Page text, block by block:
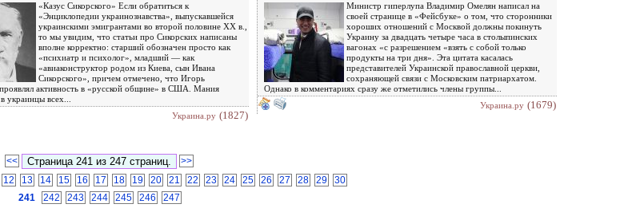
«Казус Сикорского» Если обратиться к
«Энциклопедии украинознавства», выпускавшейся
украинскими эмигрантами во второй половине XX в.,
то мы увидим, что статьи про Сикорских написаны
вполне корректно: старший обозначен просто как
«психиатр и психолог», младший — как
«авиаконструктор родом из Киева, сын Ивана
Сикорского», причем отмечено, что Игорь
активность в «русской общине» в США. Мания
украинцы всех...
Украина.ру (1827)
Министр гиперлупа Владимир Омелян написал на
своей странице в «Фейсбуке» о том, что сторонники
хороших отношений с Москвой должны покинуть
Украину за двадцать четыре часа в столыпинских
вагонах «с разрешением «взять с собой только
продукты на три дня». Эта цитата касалась
представителей Украинской православной церкви,
сохраняющей связи с Московским патриархатом.
Однако в комментариях сразу же отметились члены группы...
Украина.ру (1679)
<<
>>
12 13 14 15 16 17 18 19 20 21 22 23 24 25 26 27 28 29
30
241
242 243 244 245 246 247